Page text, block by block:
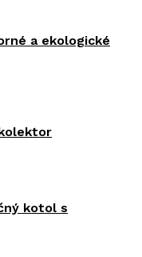
a ekologické
kotol s